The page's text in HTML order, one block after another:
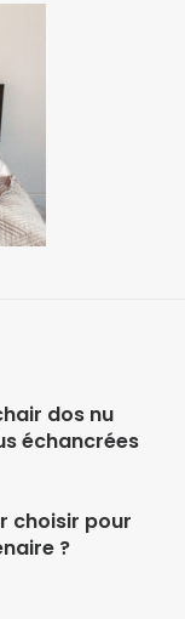
dos nu
échancrées
choisir pour
?